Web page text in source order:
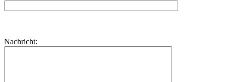
dieses
lasse
Nachricht: